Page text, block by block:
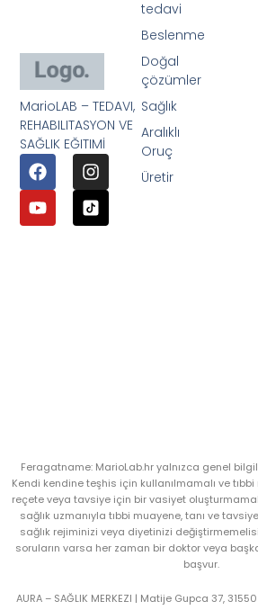
MarioLAB – TEDAVI,
REHABILITASYON VE
SAĞLIK EĞITIMİ
tedavi
Beslenme
Doğal
çözümler
Sağlık
Aralıklı
Oruç
Üretir
Feragatname: MarioLab.hr yalnızca genel
Kendi kendine teşhis için kullanılmamalı ve
reçete veya tavsiye için bir vasiyet
sağlık uzmanıyla tıbbi muayene, tanı ve
sağlık rejiminizi veya diyetinizi
soruların varsa her zaman bir doktor veya
başvur.
AURA – SAĞLIK MERKEZI | Matije Gupca 37,